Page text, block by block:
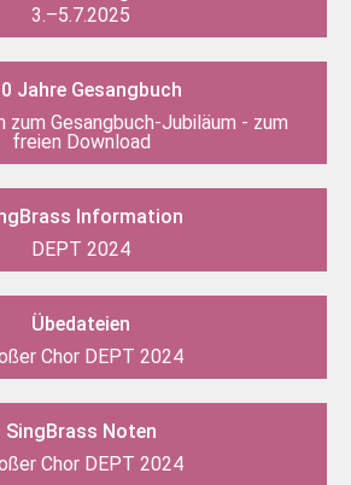
3.–5.7.2025
Jahre Gesangbuch
zum Gesangbuch-Jubiläum - zum
freien Download
Information
DEPT 2024
Übedateien
Chor DEPT 2024
SingBrass Noten
Chor DEPT 2024